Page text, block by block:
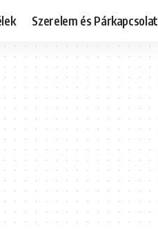
Szerelem és Párkapcsolat